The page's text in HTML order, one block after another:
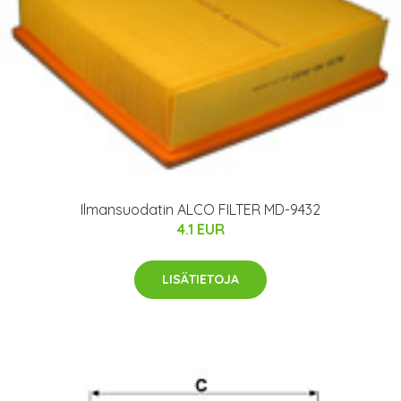
Ilmansuodatin ALCO FILTER MD-9432
4.1 EUR
LISÄTIETOJA